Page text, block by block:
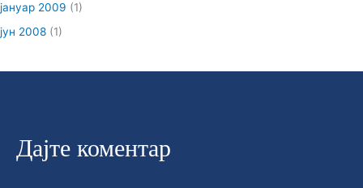
јануар 2009 (1)
јун 2008 (1)
Дајте коментар